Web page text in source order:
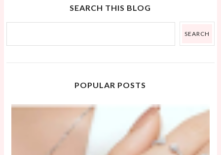
SEARCH THIS BLOG
POPULAR POSTS